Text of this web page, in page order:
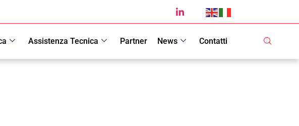
Assistenza Tecnica Partner News Contatti